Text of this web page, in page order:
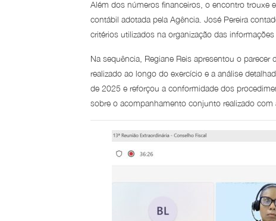
Além dos números financeiros, o encontro trouxe
contábil adotada pela Agência. José Pereira
critérios utilizados na organização das
Na sequência, Regiane Reis apresentou o
realizado ao longo do exercício e a análise
de 2025 e reforçou a conformidade dos
sobre o acompanhamento conjunto realizado